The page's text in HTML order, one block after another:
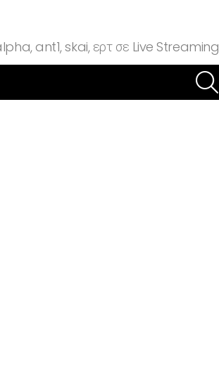
ant1, skai, ερτ σε Live Streaming